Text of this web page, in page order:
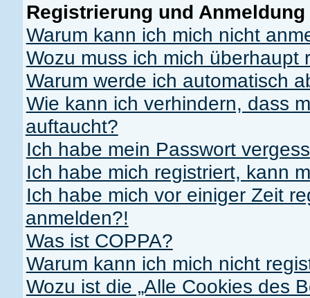
Registrierung und Anmeldung
Warum kann ich mich nicht
Wozu muss ich mich überhaupt
Warum werde ich automatisch
Wie kann ich verhindern, dass
auftaucht?
Ich habe mein Passwort
Ich habe mich registriert, kann
Ich habe mich vor einiger Zeit
anmelden?!
Was ist COPPA?
Warum kann ich mich nicht
Wozu ist die „Alle Cookies des